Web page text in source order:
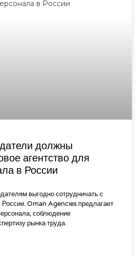
должны
агентство для
в России
выгодно сотрудничать с
России. Oman Agencies предлагает
соблюдение
рынка труда.